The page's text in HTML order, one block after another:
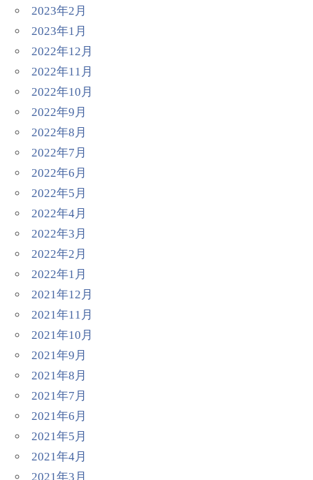
2023年2月
2023年1月
2022年12月
2022年11月
2022年10月
2022年9月
2022年8月
2022年7月
2022年6月
2022年5月
2022年4月
2022年3月
2022年2月
2022年1月
2021年12月
2021年11月
2021年10月
2021年9月
2021年8月
2021年7月
2021年6月
2021年5月
2021年4月
2021年3月